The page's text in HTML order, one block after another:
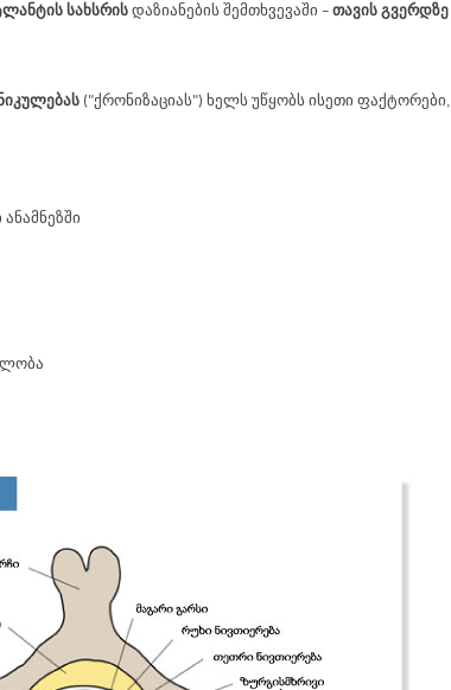
სახსრის დაზიანების შემთხვევაში – თავის გვერდზე
("ქრონიზაციას") ხელს უწყობს ისეთი ფაქტორები,